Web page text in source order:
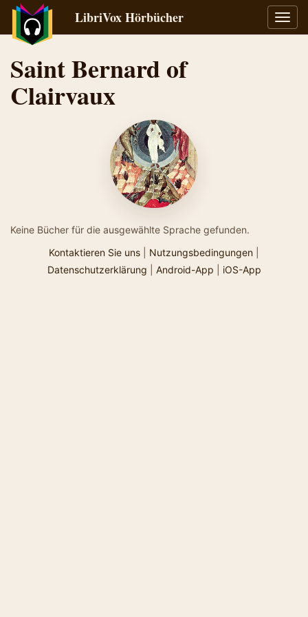
LibriVox Hörbücher
Saint Bernard of
Clairvaux
Keine Bücher für die ausgewählte Sprache gefunden.
Kontaktieren Sie uns
Nutzungsbedingungen
Datenschutzerklärung
Android-App iOS-App